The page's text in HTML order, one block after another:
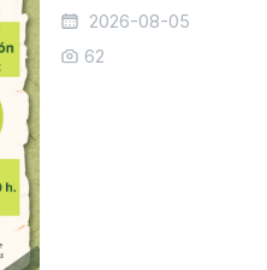
2026-08-05
62